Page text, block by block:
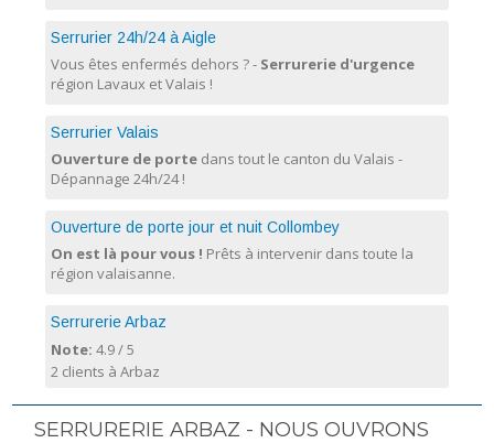
Serrurier 24h/24 à Aigle
Vous êtes enfermés dehors ? - Serrurerie d'urgence
région Lavaux et Valais !
Serrurier Valais
Ouverture de portedans tout le canton du Valais -
Dépannage 24h/24 !
Ouverture de porte jour et nuit Collombey
On est là pour vous ! Prêts à intervenir dans toute la
région valaisanne.
Serrurerie Arbaz
Note: 4.9/5
2 clients à Arbaz
SERRURERIE ARBAZ - NOUS OUVRONS